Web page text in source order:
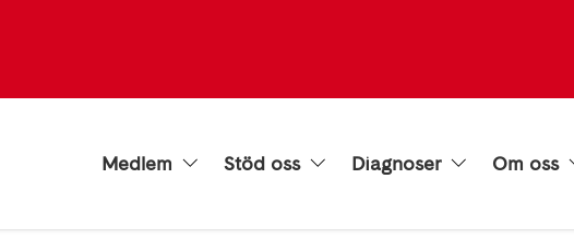
Medlem Stöd oss Diagnoser Om oss